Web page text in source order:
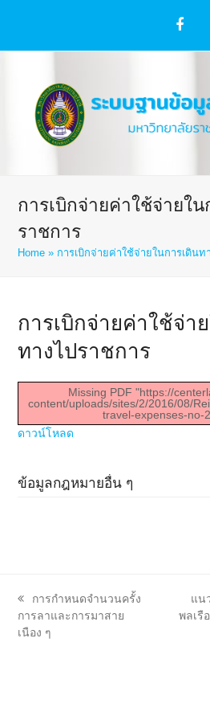
การเบิกจ่ายค่าใช้จ่ายใน
ราชการ
Home » การเบิกจ่ายค่าใช้จ่ายในการเดินท
การเบิกจ่ายค่าใช้จ่า
ทางไปราชการ
Missing PDF "https://
content/uploads/sites/2/2016/08/
travel-expenses-no-
ดาวน์โหลด
ข้อมูลกฎหมายอื่น ๆ
previous
post:
การกำหนดจำนวนครั้ง
การลาและการมาสาย
เนือง ๆ
แน
พลเรื